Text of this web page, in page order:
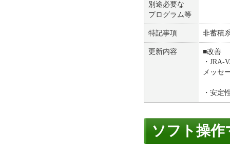
別途必要な
プログラム等
特記事項 非蓄積
更新内容
■改善
・JRA-
メッセ
・安定
ソフト操